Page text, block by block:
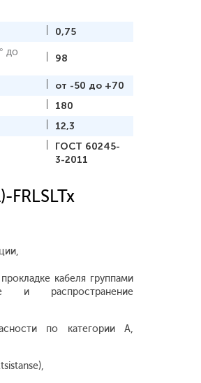
0,75
до
98
от -50 до +70
180
12,3
ГОСТ 60245-
3-2011
кабеля группами
и распространение
по категории А,